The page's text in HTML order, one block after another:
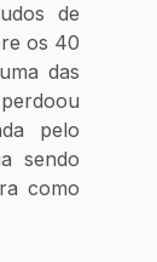
de
os 40
das
pelo
sendo
como